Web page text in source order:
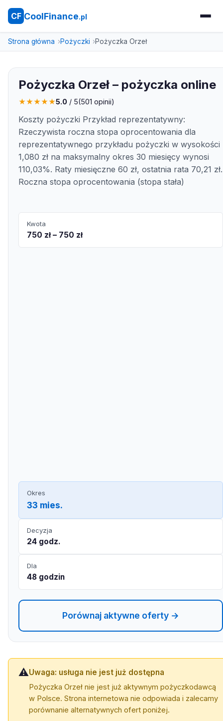
CF CoolFinance.pl
Strona główna Pożyczki Pożyczka Orzeł
Pożyczka Orzeł – pożyczka online
★★★★★5.0 / 5(501 opinii)
Koszty pożyczki Przykład reprezentatywny:
Rzeczywista roczna stopa oprocentowania dla
reprezentatywnego przykładu pożyczki w wysokości
1,080 zł na maksymalny okres 30 miesięcy wynosi
110,03%. Raty miesięczne 60 zł, ostatnia rata 70,21 zł.
Roczna stopa oprocentowania (stopa stała)
Kwota
750 zł – 750 zł
Okres
33 mies.
Decyzja
24 godz.
Dla
48 godzin
Porównaj aktywne oferty →
⚠️Uwaga: usługa nie jest już dostępna
Pożyczka Orzeł nie jest już aktywnym pożyczkodawcą
w Polsce. Strona internetowa nie odpowiada i zalecamy
porównanie alternatywnych ofert poniżej.